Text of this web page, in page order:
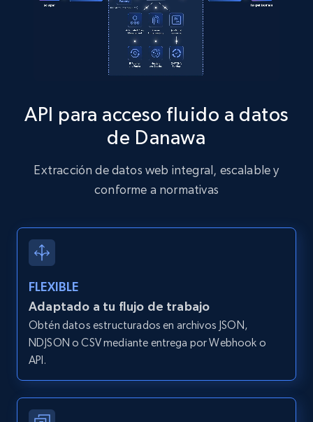
Zillow properties listing information
Zpid, City, State, HomeStatus, Address,
IsCurrentSignedInAgentResponsible, Bedrooms,
and more.
12K+ 1.3K+ Prueba gratuita
Zillow properties listing information -
Discover by custom filters - location, home
type and status
Zpid, City, State, HomeStatus, Address,
IsListingClaimedByCurrentSignedInUser,
IsCurrentSignedInAgentResponsible, Bedrooms,
API para acceso fluido a datos
de Danawa
Extracción de datos web integral, escalable y
conforme a normativas
FLEXIBLE
Adaptado a tu flujo de trabajo
Obtén datos estructurados en archivos JSON,
NDJSON o CSV mediante entrega por Webhook o
API.